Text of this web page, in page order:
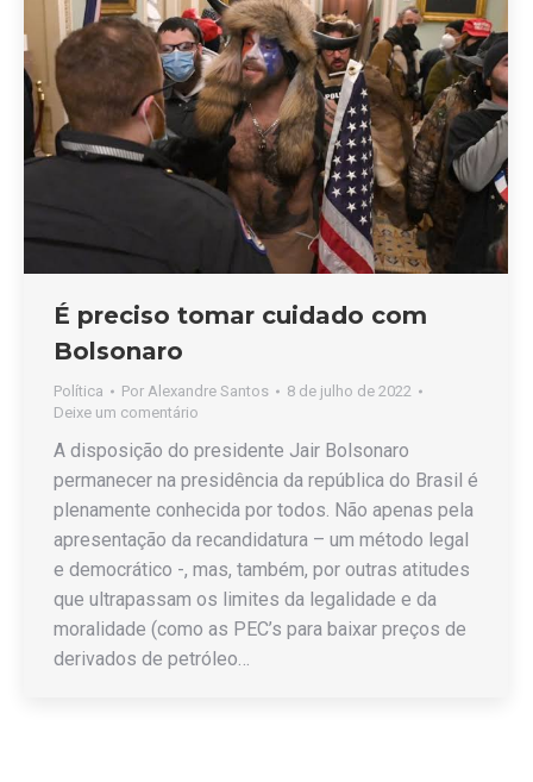
É preciso tomar cuidado com
Bolsonaro
Política Por Alexandre Santos
8 de julho de 2022
Deixe um comentário
A disposição do presidente Jair Bolsonaro
permanecer na presidência da república do Brasil é
plenamente conhecida por todos. Não apenas pela
apresentação da recandidatura – um método legal
e democrático -, mas, também, por outras atitudes
que ultrapassam os limites da legalidade e da
moralidade (como as PEC’s para baixar preços de
derivados de petróleo…